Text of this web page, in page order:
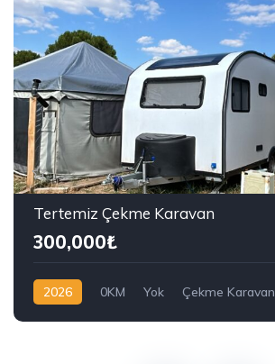
Tertemiz Çekme Karavan
300,000₺
2026 0KM Yok
Çekme Karavan